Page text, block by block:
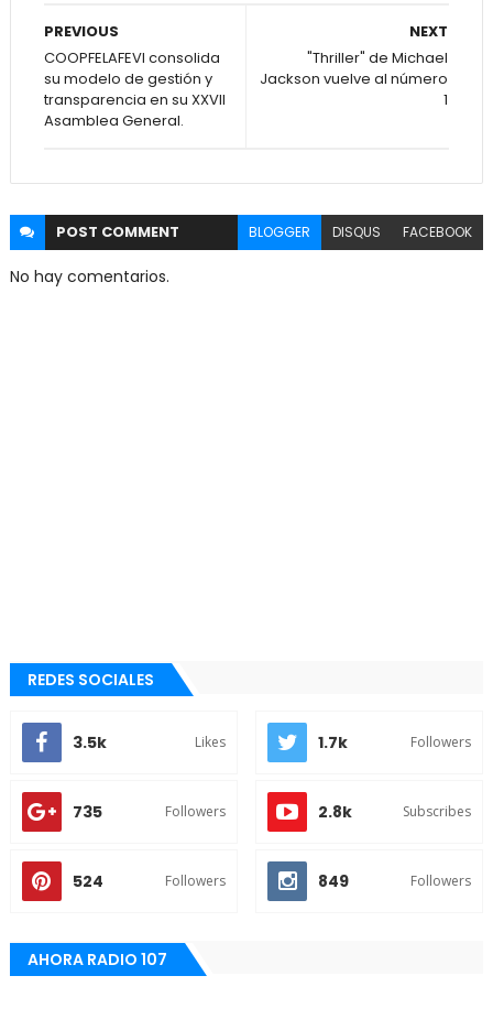
NEXT
"Thriller" de Michael
Jackson vuelve al número
1
PREVIOUS
COOPFELAFEVI consolida
su modelo de gestión y
transparencia en su XXVII
Asamblea General.
POST COMMENT BLOGGER DISQUS FACEBOOK
No hay comentarios.
REDES SOCIALES
3.5k Likes 1.7k Followers
735 Followers 2.8k Subscribes
524 Followers 849 Followers
AHORA RADIO 107